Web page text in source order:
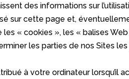
des informations sur
sur cette page et,
« cookies », les « balises
les parties de nos Sites
à votre ordinateur lorsqu’il